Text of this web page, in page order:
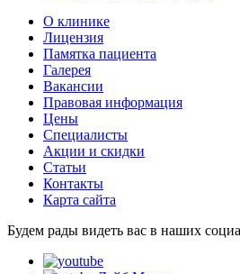
О клинике
Лицензия
Памятка пациента
Галерея
Вакансии
Правовая информация
Цены
Специалисты
Акции и скидки
Статьи
Контакты
Карта сайта
Будем рады видеть вас в наших